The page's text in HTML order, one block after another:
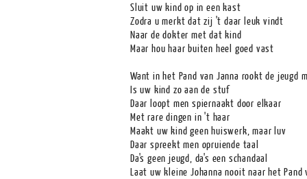
Sluit uw kind op in een kast
Zodra u merkt dat zij 't daar leuk vindt
Naar de dokter met dat kind
Maar hou haar buiten heel goed vast
Want in het Pand van Janna rookt de jeugd
Is uw kind zo aan de stuf
Daar loopt men spiernaakt door elkaar
Met rare dingen in 't haar
Maakt uw kind geen huiswerk, maar luv
Daar spreekt men opruiende taal
Da's geen jeugd, da's een schandaal
Laat uw kleine Johanna nooit naar het Pand